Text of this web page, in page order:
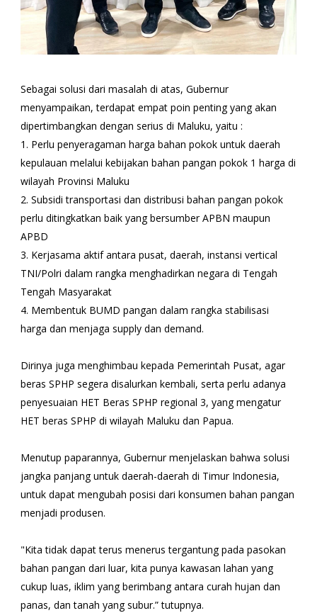
Sebagai solusi dari masalah di atas, Gubernur
menyampaikan, terdapat empat poin penting yang akan
dipertimbangkan dengan serius di Maluku, yaitu :
1. Perlu penyeragaman harga bahan pokok untuk daerah
kepulauan melalui kebijakan bahan pangan pokok 1 harga di
wilayah Provinsi Maluku
2. Subsidi transportasi dan distribusi bahan pangan pokok
perlu ditingkatkan baik yang bersumber APBN maupun
APBD
3. Kerjasama aktif antara pusat, daerah, instansi vertical
TNI/Polri dalam rangka menghadirkan negara di Tengah
Tengah Masyarakat
4. Membentuk BUMD pangan dalam rangka stabilisasi
harga dan menjaga supply dan demand.
Dirinya juga menghimbau kepada Pemerintah Pusat, agar
beras SPHP segera disalurkan kembali, serta perlu adanya
penyesuaian HET Beras SPHP regional 3, yang mengatur
HET beras SPHP di wilayah Maluku dan Papua.
Menutup paparannya, Gubernur menjelaskan bahwa solusi
jangka panjang untuk daerah-daerah di Timur Indonesia,
untuk dapat mengubah posisi dari konsumen bahan pangan
menjadi produsen.
"Kita tidak dapat terus menerus tergantung pada pasokan
bahan pangan dari luar, kita punya kawasan lahan yang
cukup luas, iklim yang berimbang antara curah hujan dan
panas, dan tanah yang subur.” tutupnya.